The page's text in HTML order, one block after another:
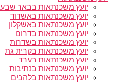
יועץ משכנתאות בבאר שבע
יועץ משכנתאות באשדוד
יועץ משכנתאות באשקלון
יועץ משכנתאות בדרום
יועץ משכנתאות בשדרות
יועץ משכנתאות בקרית גת
יועץ משכנתאות בערד
יועץ משכנתאות בנתיבות
יועץ משכנתאות בלהבים